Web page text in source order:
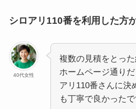
シロアリ110番を利用した方
40代女性
複数の見積をとっ
ホームページ通り
アリ110番さんに決
も丁寧で良かったで